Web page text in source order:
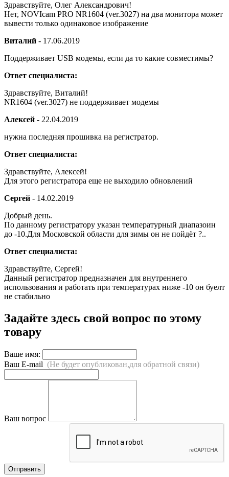
Здравствуйте, Олег Александрович!
Нет, NOVIcam PRO NR1604 (ver.3027) на два монитора может
вывести только одинаковое изображение
Виталий - 17.06.2019
Поддерживает USB модемы, если да то какие совместимы?
Ответ специалиста:
Здравствуйте, Виталий!
NR1604 (ver.3027) не поддерживает модемы
Алексей - 22.04.2019
нужна последняя прошивка на регистратор.
Ответ специалиста:
Здравствуйте, Алексей!
Для этого регистратора еще не выходило обновлений
Сергей - 14.02.2019
Добрый день.
По данному регистратору указан температурный диапазоин
до -10.Для Московской области для зимы он не пойдёт ?..
Ответ специалиста:
Здравствуйте, Сергей!
Данный регистратор предназначен для внутреннего
использования и работать при температурах ниже -10 он буелт
не стабильно
Задайте здесь свой вопрос по этому
товару
Ваше имя:
Ваш E-mail (Не будет опубликован,для обратной связи)
Ваш вопрос
Отправить